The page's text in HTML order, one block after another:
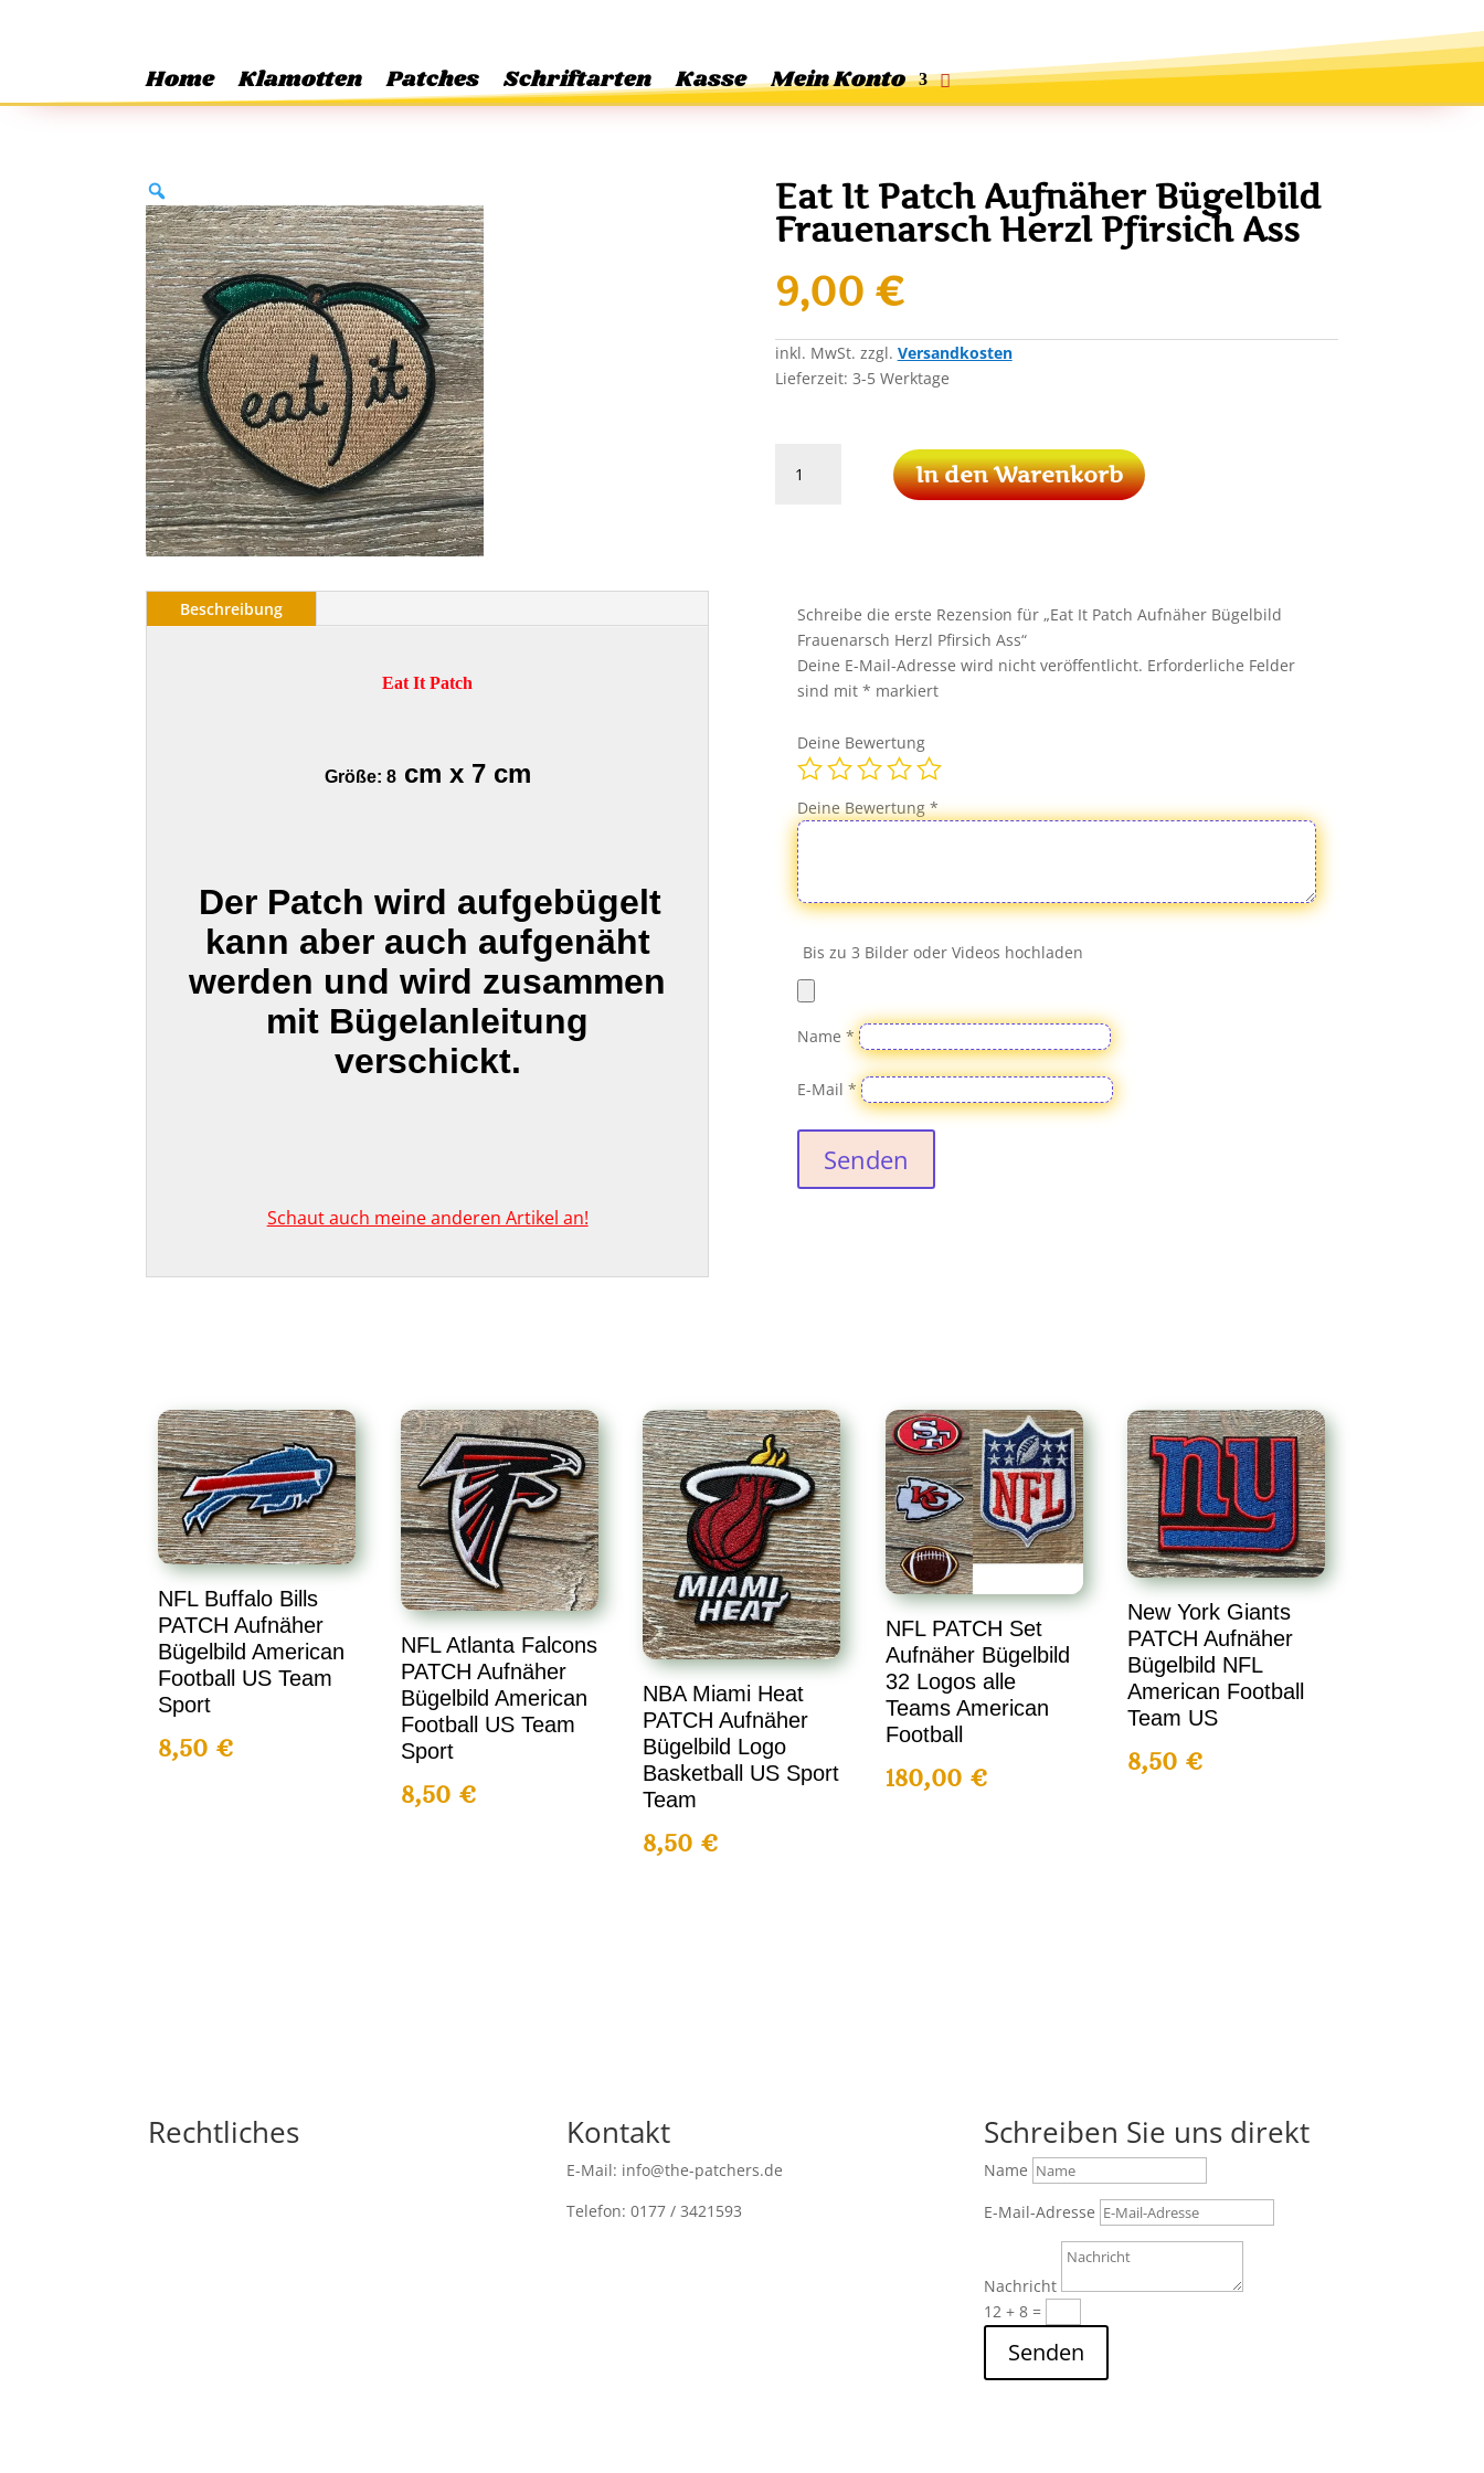
Home Klamotten Patches Schriftarten Kasse Mein Konto
Beschreibung
Eat It Patch
Größe: 8cm x 7 cm
Der Patch wird aufgebügelt
kann aber auch aufgenäht
werden und wird zusammen
mit Bügelanleitung
verschickt.
Schaut auch meine anderen Artikel an!
Eat It Patch Aufnäher Bügelbild
Frauenarsch Herzl Pfirsich Ass
9,00 €
inkl. MwSt. zzgl. Versandkosten
Lieferzeit: 3-5 Werktage
Herzl
Pfirsich
Ass
Menge
In den Warenkorb
Schreibe die erste Rezension für „Eat It Patch Aufnäher Bügelbild
Frauenarsch Herzl Pfirsich Ass“
Deine E-Mail-Adresse wird nicht veröffentlicht. Erforderliche Felder
sind mit* markiert
Deine Bewertung
Deine Bewertung*
Bis zu 3 Bilder oder Videos hochladen
Name*
E-Mail*
Senden
NFL Buffalo Bills
PATCH Aufnäher
Bügelbild American
Football US Team
Sport
8,50 €
NFL Atlanta Falcons
PATCH Aufnäher
Bügelbild American
Football US Team
Sport
8,50 €
NBA Miami Heat
PATCH Aufnäher
Bügelbild Logo
Basketball US Sport
Team
8,50€
NFL PATCH Set
Aufnäher Bügelbild
32 Logos alle
Teams American
Football
180,00 €
New York Giants
PATCH Aufnäher
Bügelbild NFL
American Football
Team US
8,50€
Rechtliches Kontakt
E-Mail: info@the-patchers.de
Telefon: 0177 / 3421593
Schreiben Sie uns direkt
Name
E-Mail-Adresse
Nachricht
12 + 8=
Senden